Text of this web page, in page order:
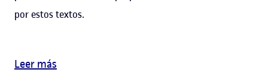
por estos textos.
Leer más